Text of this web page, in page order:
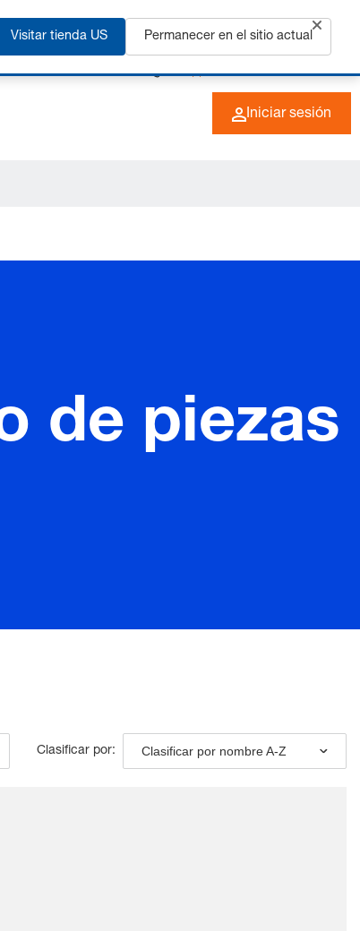
+49 (0) 6266 73-0 ES
Iniciar sesión
de piezas
Clasificar por: Clasificar por nombre A-Z
Visitar tienda US Permanecer en el sitio actual